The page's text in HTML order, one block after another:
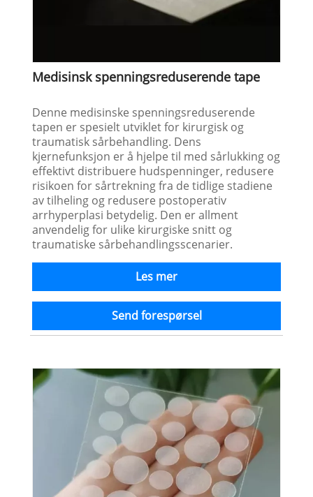
Medisinsk spenningsreduserende tape
Denne medisinske spenningsreduserende
tapen er spesielt utviklet for kirurgisk og
traumatisk sårbehandling. Dens
kjernefunksjon er å hjelpe til med sårlukking og
effektivt distribuere hudspenninger, redusere
risikoen for sårtrekning fra de tidlige stadiene
av tilheling og redusere postoperativ
arrhyperplasi betydelig. Den er allment
anvendelig for ulike kirurgiske snitt og
traumatiske sårbehandlingsscenarier.
Les mer
Send forespørsel